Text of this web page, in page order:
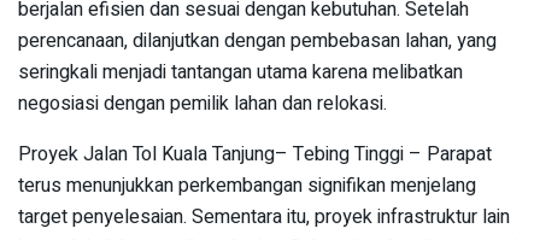
berjalan efisien dan sesuai dengan kebutuhan. Setelah
perencanaan, dilanjutkan dengan pembebasan lahan, yang
seringkali menjadi tantangan utama karena melibatkan
negosiasi dengan pemilik lahan dan relokasi.
Proyek Jalan Tol Kuala Tanjung– Tebing Tinggi – Parapat
terus menunjukkan perkembangan signifikan menjelang
target penyelesaian. Sementara itu, proyek infrastruktur lain